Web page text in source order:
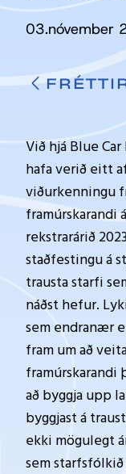
03.nóvember
Við hjá Blue
hafa verið eitt
viðurkenningu
framúrskarandi
rekstrarárið
staðfestingu á
trausta starfi
náðst hefur.
sem endranær
fram um að
framúrskarandi
að byggja upp
byggjast á
ekki mögulegt
sem